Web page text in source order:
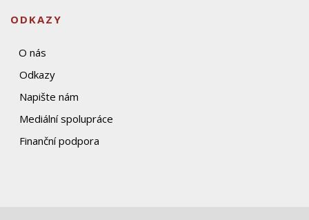
ODKAZY
O nás
Odkazy
Napište nám
Mediální spolupráce
Finanční podpora